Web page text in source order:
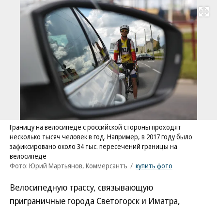
Развернуть
Границу на велосипеде с российской стороны проходят
несколько тысяч человек в год. Например, в 2017 году было
зафиксировано около 34 тыс. пересечений границы на
велосипеде
Фото: Юрий Мартьянов, Коммерсантъ / купить фото
Велосипедную трассу, связывающую
приграничные города Светогорск и Иматра,